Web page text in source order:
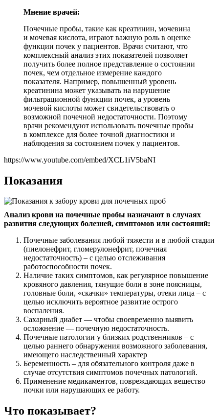
Мнение врачей:
Почечные пробы, такие как креатинин, мочевина
и мочевая кислота, играют важную роль в оценке
функции почек у пациентов. Врачи считают, что
комплексный анализ этих показателей позволяет
получить более полное представление о состоянии
почек, чем отдельное измерение каждого
показателя. Например, повышенный уровень
креатинина может указывать на нарушение
фильтрационной функции почек, а уровень
мочевой кислоты может свидетельствовать о
возможной почечной недостаточности. Поэтому
врачи рекомендуют использовать почечные пробы
в комплексе для более точной диагностики и
наблюдения за состоянием почек у пациентов.
https://www.youtube.com/embed/XCL1iV5baNI
Показания
Анализ крови на почечные пробы назначают в случаях
развития следующих болезней, симптомов или состояний:
Почечные заболевания любой тяжести и в любой стадии
(пиелонефрит, гломерулонефрит, почечная
недостаточность) – с целью отслеживания
работоспособности почек.
Наличие таких симптомов, как регулярное повышение
кровяного давления, тянущие боли в зоне поясницы,
головные боли, «скачки» температуры, отеки лица – с
целью исключить вероятное развитие острого
воспаления.
Сахарный диабет — чтобы своевременно выявить
осложнение — почечную недостаточность.
Почечные патологии у близких родственников – с
целью раннего обнаружения возможного заболевания,
имеющего наследственный характер
Беременность – для обязательного контроля даже в
случае отсутствия симптомов почечных патологий.
Применение медикаментов, повреждающих вещество
почки или нарушающих ее работу.
Что показывает?